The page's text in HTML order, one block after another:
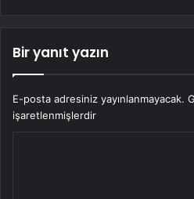
Bir yanıt yazın
E-posta adresiniz yayınlanmayacak.
işaretlenmişlerdir